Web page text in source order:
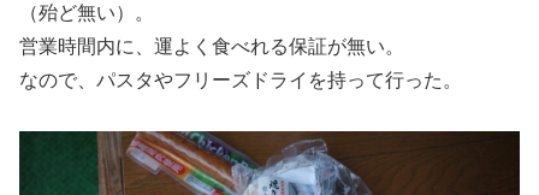
（殆ど無い）。
営業時間内に、運よく食べれる保証が無い。
なので、パスタやフリーズドライを持って行った。